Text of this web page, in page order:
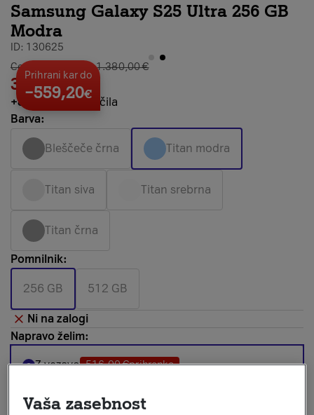
Samsung Galaxy S25 Ultra 256 GB
Modra
ID: 130625
Prihrani kar do
−559,20€
galerija stran 2
Cena brez vezave: 1.380,00 €
32,40€ ×24
+86,40 €predplačila
Barva:
Bleščeče črna Titan modra
Titan siva Titan srebrna
Titan črna
Pomnilnik:
256 GB 512 GB
Ni na zalogi
Napravo želim:
Z vezavo 516,00 €prihranka
Brez vezave
Vaša zasebnost